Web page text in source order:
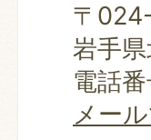
〒
岩手
電話
メー